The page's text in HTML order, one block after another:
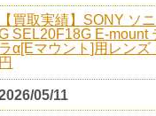
【買取実績】SONY ソ
SEL20F18G E-mount
ラα[Eマウント]用レン
円
05/11